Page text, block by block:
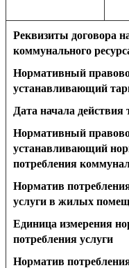
Реквизиты договора
коммунального
Нормативный
устанавливающий
Дата начала действия
Нормативный
устанавливающий
потребления
Норматив
услуги в жилых
Единица измерения
потребления услуги
Норматив